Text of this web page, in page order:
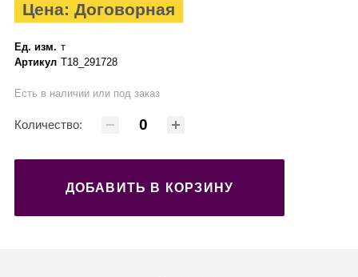
Цена: Договорная
Ед. изм. т
Артикул Т18_291728
Есть в наличии или под заказ
Количество:
ДОБАВИТЬ В КОРЗИНУ